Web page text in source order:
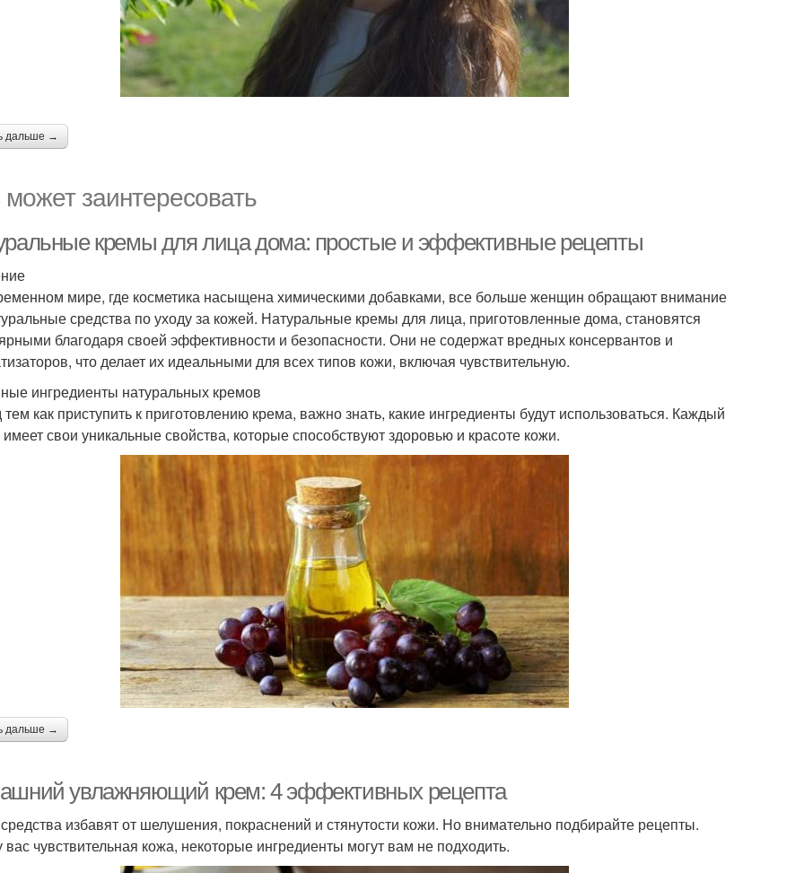
дальше →
заинтересовать
кремы для лица дома: простые и эффективные рецепты
мире, где косметика насыщена химическими добавками, все больше женщин обращают внимание
средства по уходу за кожей. Натуральные кремы для лица, приготовленные дома, становятся
благодаря своей эффективности и безопасности. Они не содержат вредных консервантов и
что делает их идеальными для всех типов кожи, включая чувствительную.
ингредиенты натуральных кремов
как приступить к приготовлению крема, важно знать, какие ингредиенты будут использоваться. Каждый
имеет свои уникальные свойства, которые способствуют здоровью и красоте кожи.
дальше →
увлажняющий крем: 4 эффективных рецепта
избавят от шелушения, покраснений и стянутости кожи. Но внимательно подбирайте рецепты.
вас чувствительная кожа, некоторые ингредиенты могут вам не подходить.